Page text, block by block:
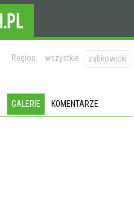
Region: wszystkie ząbkowicki
GALERIE KOMENTARZE